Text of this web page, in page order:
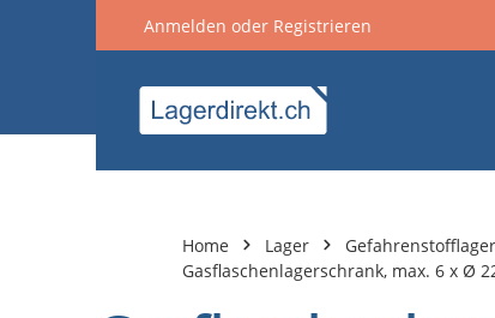
Zur Hauptnavigation springen
Anmelden oder Registrieren
Home Lager
Gasflaschenlagerschrank, max. 6 x Ø